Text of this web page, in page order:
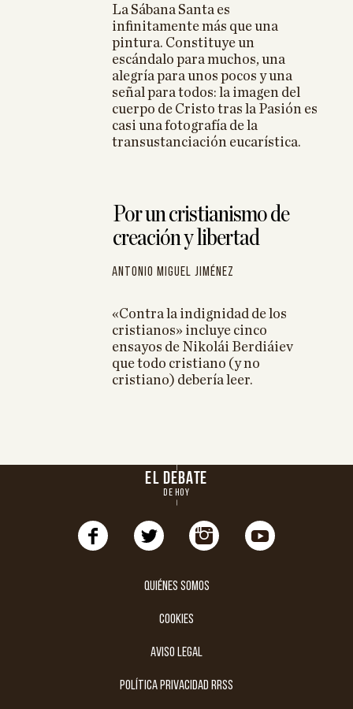
La Sábana Santa es
infinitamente más que una
pintura. Constituye un
escándalo para muchos, una
alegría para unos pocos y una
señal para todos: la imagen del
cuerpo de Cristo tras la Pasión es
casi una fotografía de la
transustanciación eucarística.
Por un cristianismo de
creación y libertad
Antonio Miguel Jiménez
«Contra la indignidad de los
cristianos» incluye cinco
ensayos de Nikolái Berdiáiev
que todo cristiano (y no
cristiano) debería leer.
EL DEBATE
DE HOY
Quiénes somos
cookies
aviso legal
política privacidad rrss